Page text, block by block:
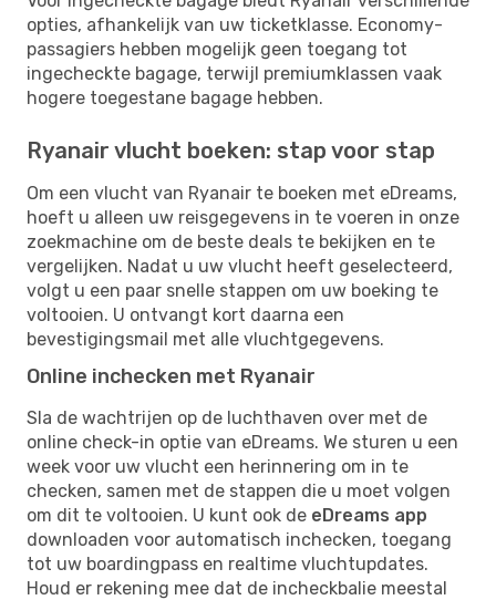
opties, afhankelijk van uw ticketklasse. Economy-
passagiers hebben mogelijk geen toegang tot
ingecheckte bagage, terwijl premiumklassen vaak
hogere toegestane bagage hebben.
Ryanair vlucht boeken: stap voor stap
Om een ​​vlucht van Ryanair te boeken met eDreams,
hoeft u alleen uw reisgegevens in te voeren in onze
zoekmachine om de beste deals te bekijken en te
vergelijken. Nadat u uw vlucht heeft geselecteerd,
volgt u een paar snelle stappen om uw boeking te
voltooien. U ontvangt kort daarna een
bevestigingsmail met alle vluchtgegevens.
Online inchecken met Ryanair
Sla de wachtrijen op de luchthaven over met de
online check-in optie van eDreams. We sturen u een
week voor uw vlucht een herinnering om in te
checken, samen met de stappen die u moet volgen
om dit te voltooien. U kunt ook de eDreams app
downloaden voor automatisch inchecken, toegang
tot uw boardingpass en realtime vluchtupdates.
Houd er rekening mee dat de incheckbalie meestal